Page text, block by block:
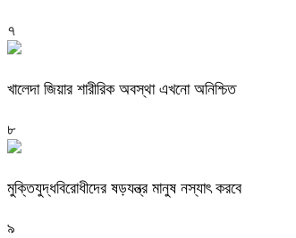
৭
খালেদা জিয়ার শারীরিক অবস্থা এখনো অনিশ্চিত
৮
মুক্তিযুদ্ধবিরোধীদের ষড়যন্ত্র মানুষ নস্যাৎ করবে
৯